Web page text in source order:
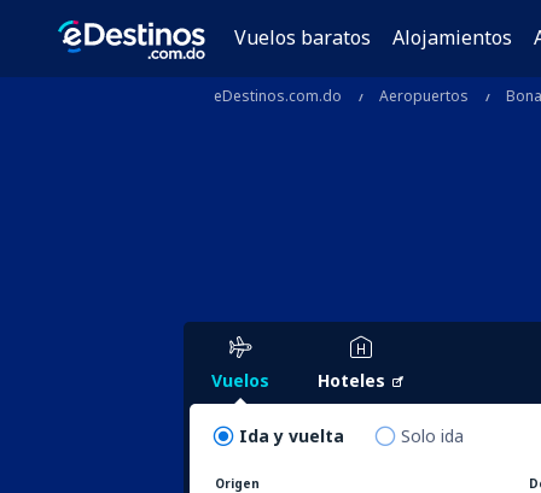
Vuelos baratos Alojamientos
eDestinos.com.do Aeropuertos
Vuelos Hoteles
Ida y vuelta Solo ida
Origen